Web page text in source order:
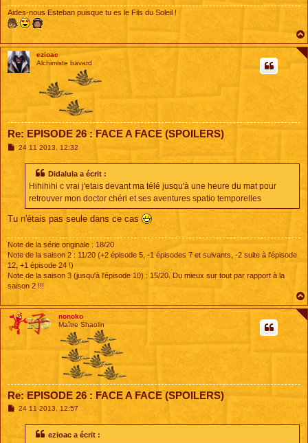
Aides-nous Esteban puisque tu es le Fils du Soleil !
ezioac
Alchimiste bavard
Re: EPISODE 26 : FACE A FACE (SPOILERS)
M24 11 2013, 12:32
Didalula a écrit :
Hihihihi c vrai j'etais devant ma télé jusqu'à une heure du mat pour
retrouver mon doctor chéri et ses aventures spatio temporelles
Tu n'étais pas seule dans ce cas
Note de la série originale : 18/20
Note de la saison 2 : 11/20 (+2 épisode 5, -1 épisodes 7 et suivants, -2 suite à l'épisode
12, +1 épisode 24 !)
Note de la saison 3 (jusqu'à l'épisode 10) : 15/20. Du mieux sur tout par rapport à la
saison 2 !!!
nonoko
Maître Shaolin
Re: EPISODE 26 : FACE A FACE (SPOILERS)
M24 11 2013, 12:57
ezioac a écrit :